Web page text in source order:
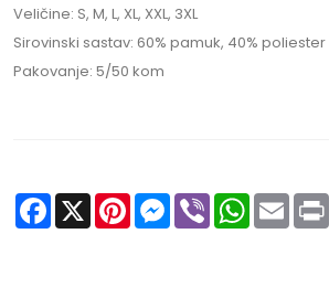
Veličine: S, M, L, XL, XXL, 3XL
Sirovinski sastav: 60% pamuk, 40% poliester
Pakovanje: 5/50 kom
Facebook
X PinterestMessenger
Viber WhatsApp
Email